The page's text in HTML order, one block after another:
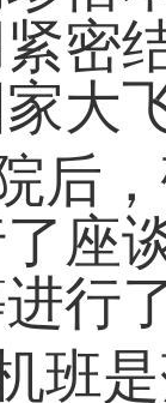
密
大
后
座
行
班